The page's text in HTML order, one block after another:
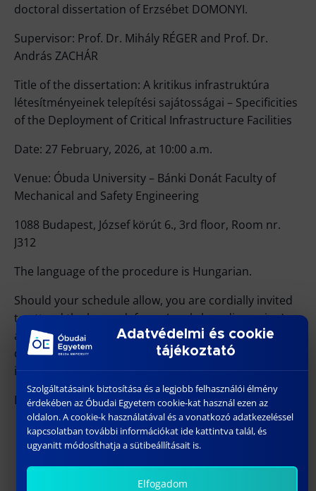
doctoral dissertation of Erzsébet DOMONYI.
Supervisor: Prof. Dr. Mihály RÉGER and Prof. Dr.
András ZACHÁR
Title of the dissertation: A kritikus infrastruktúra
létesítményeinek telepítési sajátosságai – Specificities
of the Deployment of Critical Infrastructure Facilities
Date: 27 February, 2026, at 10:00 a.m.
Venue: Óbuda University – Bánki Donát Faculty of
Mechanical and Safety Engineering
1088 Budapest, József körút 6., 3rd floor, Room nr.
J312
The language of the procedure is Hungarian.
Should your schedule allow, you are cordially invited
to attend the home defense (workshop discussion)
and to support the candidate in the completion of the
dissertation through your valuable comments and
insights.
Budapest, 10 February 2026
Adatvédelmi és cookie
tájékoztató
Szolgáltatásaink biztosítása és a legjobb felhasználói élmény
érdekében az Óbudai Egyetem cookie-kat használ ezen az
oldalon. A cookie-k használatával és a vonatkozó adatkezeléssel
kapcsolatban további információkat ide kattintva talál, és
ugyanitt módosíthatja a sütibeállításait is.
Elfogadom